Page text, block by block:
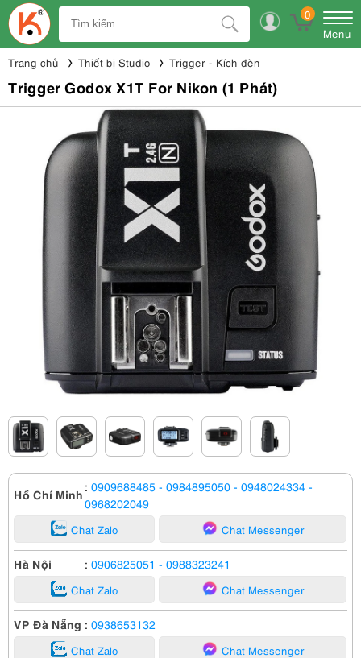
0
Menu
Trang chủ Thiết bị Studio Trigger - Kích đèn
Trigger Godox X1T For Nikon (1 Phát)
Hồ Chí Minh : 0909688485 - 0984895050 - 0948024334 -
0968202049
Chat Zalo Chat Messenger
Hà Nội : 0906825051 - 0988323241
Chat Zalo Chat Messenger
VP Đà Nẵng : 0938653132
Chat Zalo Chat Messenger